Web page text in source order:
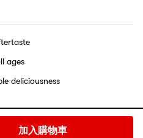
ages
deliciousness
加入購物車